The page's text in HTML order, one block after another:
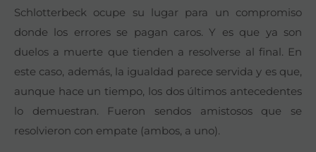
Schlotterbeck ocupe su lugar para un compromiso
donde los errores se pagan caros. Y es que ya son
duelos a muerte que tienden a resolverse al final. En
este caso, además, la igualdad parece servida y es que,
aunque hace un tiempo, los dos últimos antecedentes
lo demuestran. Fueron sendos amistosos que se
resolvieron con empate (ambos, a uno).